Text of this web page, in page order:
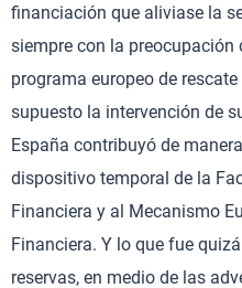
financiación que aliviase la
siempre con la preocupación
programa europeo de
supuesto la intervención de
España contribuyó de
dispositivo temporal de la
Financiera y al Mecanismo
Financiera. Y lo que fue
reservas, en medio de las